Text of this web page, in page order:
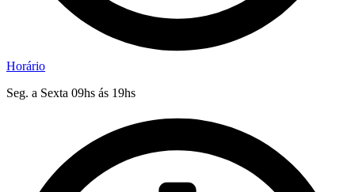
Horário
Seg. a Sexta 09hs ás 19hs